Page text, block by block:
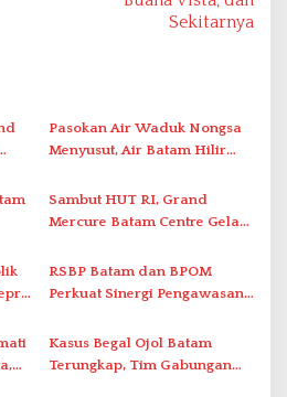
Sekitarnya
Pasokan Air Waduk Nongsa
Menyusut, Air Batam Hilir
Antar-IPAM
Sambut HUT RI, Grand
Mercure Batam Centre Gelar
Nusantara’
RSBP Batam dan BPOM
Perkuat Sinergi Pengawasan
Pelayanan Kefarmasian
Kasus Begal Ojol Batam
Terungkap, Tim Gabungan